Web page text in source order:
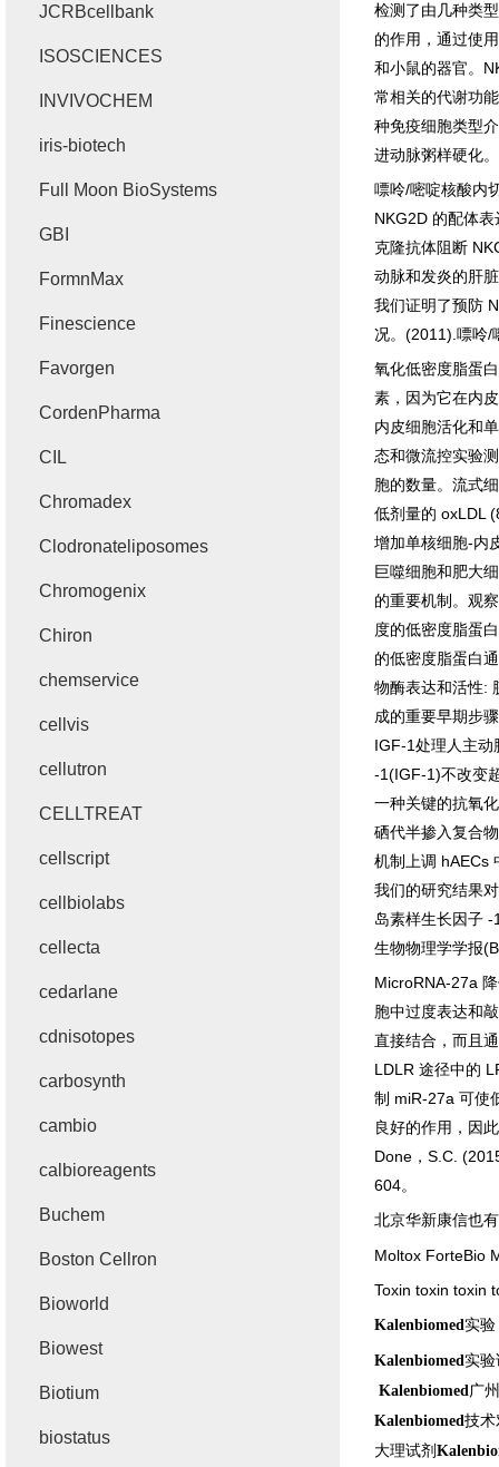
检测了由几种类
的作用，通过使
和小鼠的器官。
常相关的代谢功
种免疫细胞类型
进动脉粥样硬化
嘌呤/嘧啶核酸内
NKG2D 的配体表
克隆抗体阻断
动脉和发炎的肝
我们证明了预防
况。 (2011). 嘌呤/
氧化低密度脂蛋
素，因为它在内
内皮细胞活化和
态和微流控实验
胞的数量。流式
低剂量的 oxLDL
增加单核细胞-内
巨噬细胞和肥大
的重要机制。观
度的低密度脂蛋
的低密度脂蛋白
物酶表达和活性:
成的重要早期步
IGF-1处理人主动
-1(IGF-1)不改变
一种关键的抗氧
硒代半掺入复合
机制上调 hAECs
我们的研究结果
岛素样生长因子 -
生物物理学学报
MicroRNA-27a
胞中过度表达和
直接结合，而且
LDLR 途径中的
制 miR-27a 可使
良好的作用，因
Done ， S.C.
604。
北京华新康信也有
Moltox ForteBio
Toxin toxin toxin
Kalenbiomed实验
Kalenbiomed实验
Kalenbiomed广
Kalenbiomed技术
大理试剂
JCRBcellbank
ISOSCIENCES
INVIVOCHEM
iris-biotech
Full Moon BioSystems
GBI
FormnMax
Finescience
Favorgen
CordenPharma
CIL
Chromadex
Clodronateliposomes
Chromogenix
Chiron
chemservice
cellvis
cellutron
CELLTREAT
cellscript
cellbiolabs
cellecta
cedarlane
cdnisotopes
carbosynth
cambio
calbioreagents
Buchem
Boston Cellron
Bioworld
Biowest
Biotium
biostatus